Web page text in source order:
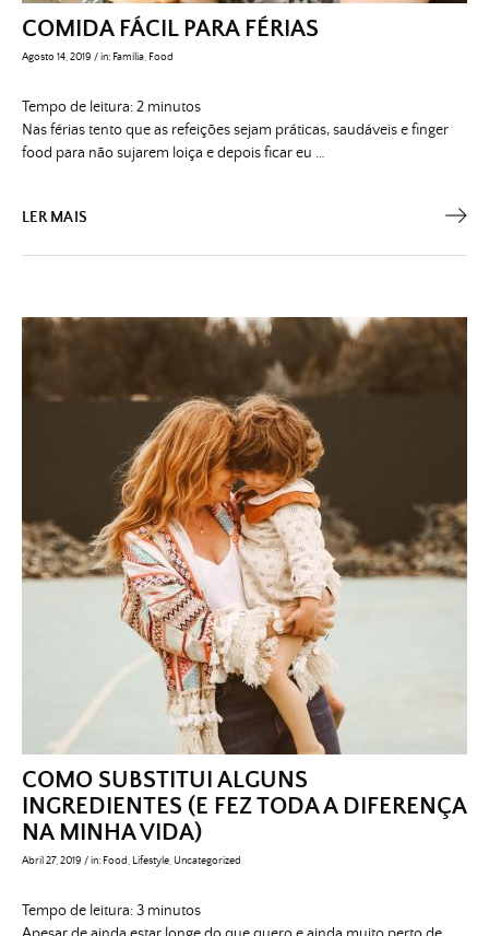
COMIDA FÁCIL PARA FÉRIAS
Agosto 14, 2019 /in: Família Food
Tempo de leitura:2 minutos
Nas férias tento que as refeições sejam práticas, saudáveis e finger
food para não sujarem loiça e depois ficar eu …
LER MAIS
COMO SUBSTITUI ALGUNS
INGREDIENTES (E FEZ TODA A DIFERENÇA
NA MINHA VIDA)
Abril 27, 2019 /in: Food Lifestyle Uncategorized
Tempo de leitura:3 minutos